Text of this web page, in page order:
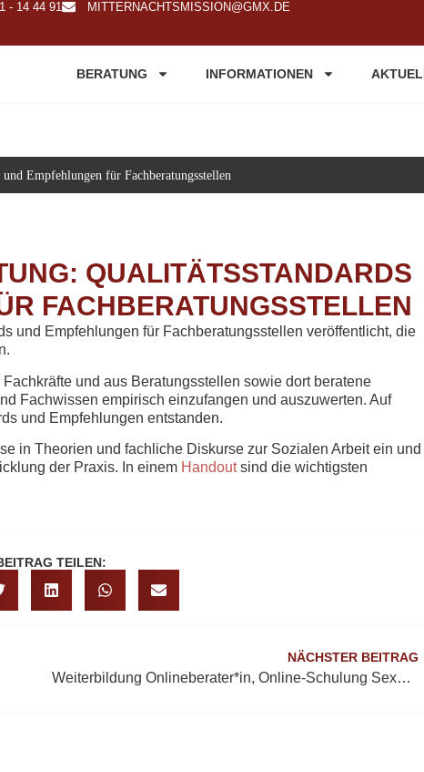
- 14 44 91 MITTERNACHTSMISSION@GMX.DE
BERATUNG INFORMATIONEN
Empfehlungen für Fachberatungsstellen
QUALITÄTSSTANDARDS
FACHBERATUNGSSTELLEN
und Empfehlungen für Fachberatungsstellen veröffentlicht, die
und aus Beratungsstellen sowie dort beratene
Fachwissen empirisch einzufangen und auszuwerten. Auf
und Empfehlungen entstanden.
in Theorien und fachliche Diskurse zur Sozialen Arbeit ein und
der Praxis. In einem Handoutsind die wichtigsten
TEILEN:
NÄCHSTER BEITRAG
Weiterbildung Onlineberater*in, Online-Schulung Sexualisierte Gewalt